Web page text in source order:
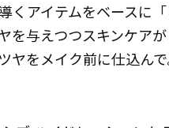
くアイテムをベースに
を与えつつスキンケア
ヤをメイク前に仕込んで